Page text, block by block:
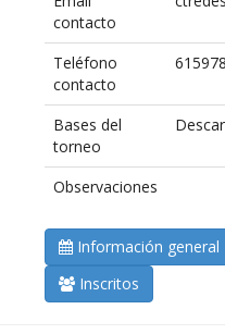
contacto
Teléfono
contacto
Bases del
torneo
Observaciones
Información general
Inscritos